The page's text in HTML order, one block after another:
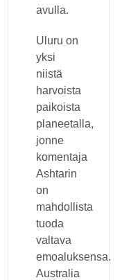
avulla.
Uluru on
yksi
niistä
harvoista
paikoista
planeetalla,
jonne
komentaja
Ashtarin
on
mahdollista
tuoda
valtava
emoaluksensa.
Australia